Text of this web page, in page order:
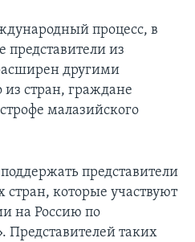
процесс, в
представители из
другими
из стран, граждане
малазийского
представители
стран, которые участвуют
на Россию по
Представителей таких